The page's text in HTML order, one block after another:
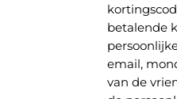
betalende
email,
van de